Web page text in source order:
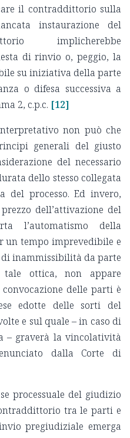
il contraddittorio sulla
instaurazione del
implicherebbe
di rinvio o, peggio, la
su iniziativa della parte
o difesa successiva a
2, c.p.c. [12]
non può che
generali del giusto
del necessario
dello stesso collegata
del processo. Ed invero,
dell’attivazione del
l’automatismo della
un tempo imprevedibile e
inammissibilità da parte
ottica, non appare
delle parti è
edotte delle sorti del
e sul quale – in caso di
– graverà la vincolatività
dalla Corte di
processuale del giudizio
tra le parti e
pregiudiziale emerga